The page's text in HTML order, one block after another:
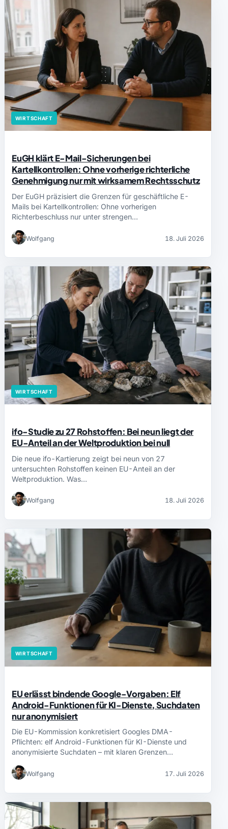
WIRTSCHAFT
EuGH klärt E-Mail-Sicherungen bei
Kartellkontrollen: Ohne vorherige richterliche
Genehmigung nur mit wirksamem Rechtsschutz
Der EuGH präzisiert die Grenzen für geschäftliche E-
Mails bei Kartellkontrollen: Ohne vorherigen
Richterbeschluss nur unter strengen…
Wolfgang 18. Juli 2026
WIRTSCHAFT
ifo-Studie zu 27 Rohstoffen: Bei neun liegt der
EU-Anteil an der Weltproduktion bei null
Die neue ifo-Kartierung zeigt bei neun von 27
untersuchten Rohstoffen keinen EU-Anteil an der
Weltproduktion. Was…
Wolfgang 18. Juli 2026
WIRTSCHAFT
EU erlässt bindende Google-Vorgaben: Elf
Android-Funktionen für KI-Dienste, Suchdaten
nur anonymisiert
Die EU-Kommission konkretisiert Googles DMA-
Pflichten: elf Android-Funktionen für KI-Dienste und
anonymisierte Suchdaten – mit klaren Grenzen…
Wolfgang 17. Juli 2026